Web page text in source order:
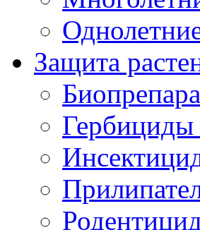
Защита
Гербициды